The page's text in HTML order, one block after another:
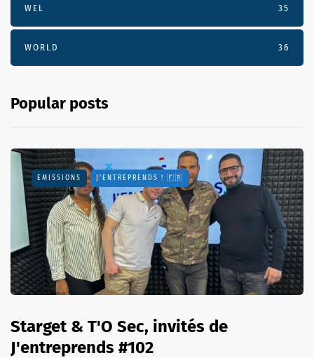
WEL 35
WORLD 36
Popular posts
EMISSIONS J'ENTREPRENDS ! 🇫🇷
Starget & T'O Sec, invités de
J'entreprends #102